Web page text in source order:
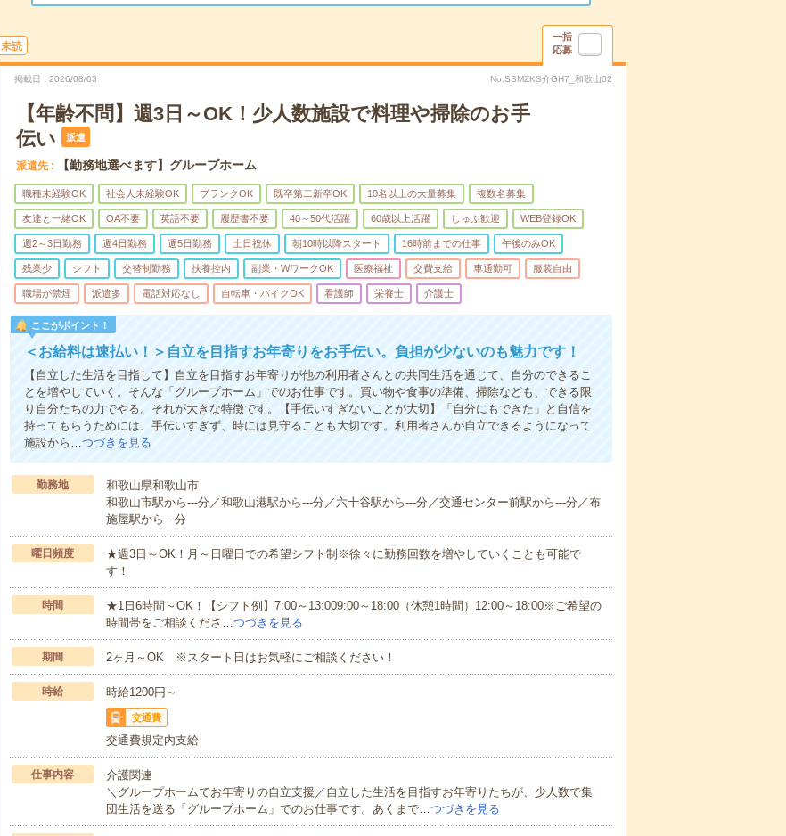
未読
一括
応募
掲載日 2026/08/03 No.SSMZKS介GH7_和歌山02
【年齢不問】週3日～OK！少人数施設で料理や掃除のお手
伝い
派遣
派遣先 【勤務地選べます】グループホーム
職種未経験OK 社会人未経験OK ブランクOK 既卒第二新卒OK 10名以上の大量募集 複数名募集
友達と一緒OK OA不要 英語不要 履歴書不要 40～50代活躍 60歳以上活躍 しゅふ歓迎 WEB登録OK
週2～3日勤務 週4日勤務 週5日勤務 土日祝休 朝10時以降スタート 16時前までの仕事 午後のみOK
残業少 シフト 交替制勤務 扶養控内 副業・WワークOK 医療福祉 交費支給 車通勤可 服装自由
職場が禁煙 派遣多 電話対応なし 自転車・バイクOK 看護師 栄養士 介護士
ここがポイント！
＜お給料は速払い！＞自立を目指すお年寄りをお手伝い。負担が少ないのも魅力です！
【自立した生活を目指して】自立を目指すお年寄りが他の利用者さんとの共同生活を通じて、自分のできるこ
とを増やしていく。そんな「グループホーム」でのお仕事です。買い物や食事の準備、掃除なども、できる限
り自分たちの力でやる。それが大きな特徴です。【手伝いすぎないことが大切】「自分にもできた」と自信を
持ってもらうためには、手伝いすぎず、時には見守ることも大切です。利用者さんが自立できるようになって
施設から…つづきを見る
勤務地
和歌山県和歌山市
和歌山市駅から---分／和歌山港駅から---分／六十谷駅から---分／交通センター前駅から---分／布
施屋駅から---分
曜日頻度
★週3日～OK！月～日曜日での希望シフト制※徐々に勤務回数を増やしていくことも可能で
す！
時間
★1日6時間～OK！【シフト例】7:00～13:009:00～18:00（休憩1時間）12:00～18:00※ご希望の
時間帯をご相談くださ…つづきを見る
期間 2ヶ月～OK ※スタート日はお気軽にご相談ください！
時給 時給1200円～
交通費
交通費規定内支給
仕事内容
介護関連
＼グループホームでお年寄りの自立支援／自立した生活を目指すお年寄りたちが、少人数で集
団生活を送る「グループホーム」でのお仕事です。あくまで…つづきを見る